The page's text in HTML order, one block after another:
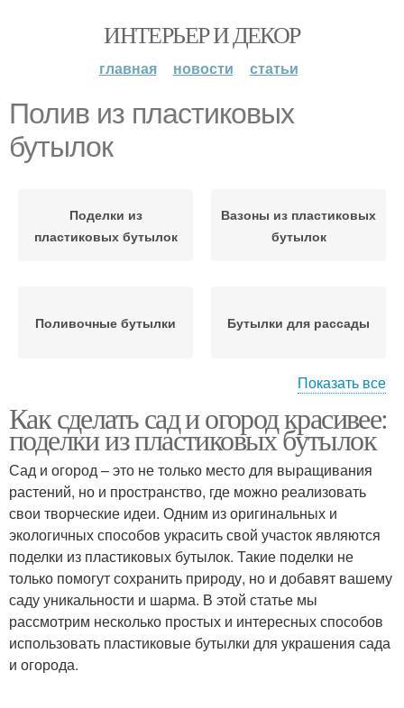
ИНТЕРЬЕР И ДЕКОР
главная новости статьи
Полив из пластиковых
бутылок
Поделки из
пластиковых бутылок
Вазоны из пластиковых
бутылок
Поливочные бутылки Бутылки для рассады
полива
маркировки
Вазон из пластиковой
бутылки
Бутылки для сбора
Бутылки в саду
Мини-парник из
пластиковой бутылки
Показать все
Как сделать сад и огород красивее:
поделки из пластиковых бутылок
Сад и огород – это не только место для выращивания
растений, но и пространство, где можно реализовать
свои творческие идеи. Одним из оригинальных и
экологичных способов украсить свой участок являются
поделки из пластиковых бутылок. Такие поделки не
только помогут сохранить природу, но и добавят вашему
саду уникальности и шарма. В этой статье мы
рассмотрим несколько простых и интересных способов
использовать пластиковые бутылки для украшения сада
и огорода.